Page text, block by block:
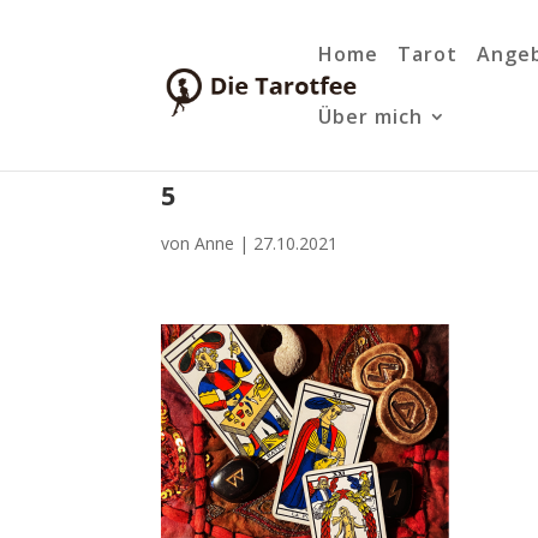
Home Tarot
Über mich
5
vonAnne | 27.10.2021